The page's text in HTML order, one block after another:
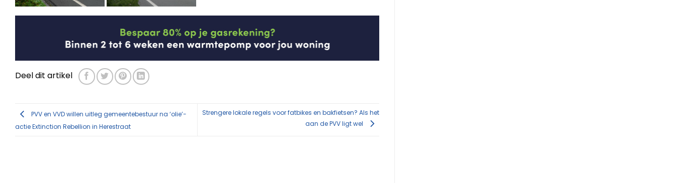
Deel dit artikel
PVV en VVD willen uitleg gemeentebestuur na ‘olie’-
actie Extinction Rebellion in Herestraat
Strengere lokale regels voor fatbikes en bakfietsen? Als het
aan de PVV ligt wel